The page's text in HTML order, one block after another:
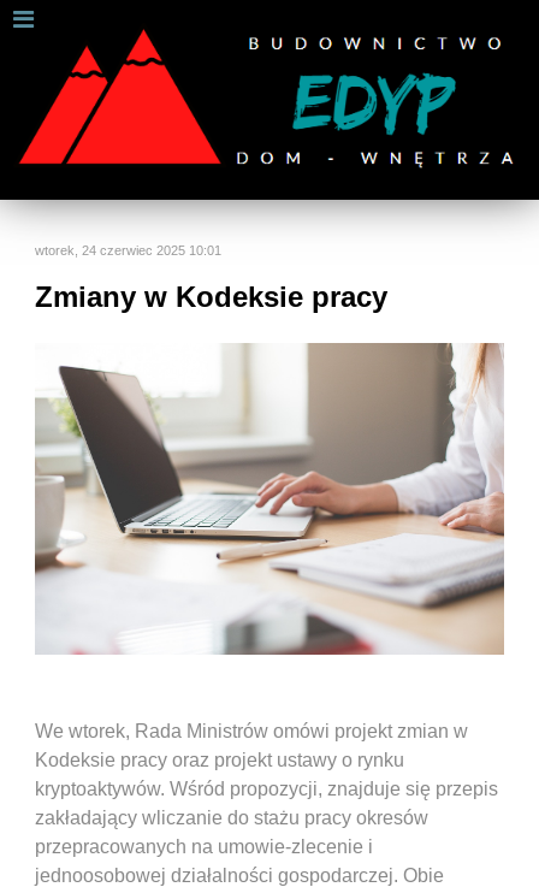
wtorek, 24 czerwiec 2025 10:01
Zmiany w Kodeksie pracy
We wtorek, Rada Ministrów omówi projekt zmian w
Kodeksie pracy oraz projekt ustawy o rynku
kryptoaktywów. Wśród propozycji, znajduje się przepis
zakładający wliczanie do stażu pracy okresów
przepracowanych na umowie-zlecenie i
jednoosobowej działalności gospodarczej. Obie
W celu zapewnienia jak najlepszych usług online, ta
strona korzysta z plików cookies.
Jeśli korzystasz z naszej strony internetowej, wyrażasz zgodę na
używanie naszych plików cookies.Dalsze informacje
Rozumiem